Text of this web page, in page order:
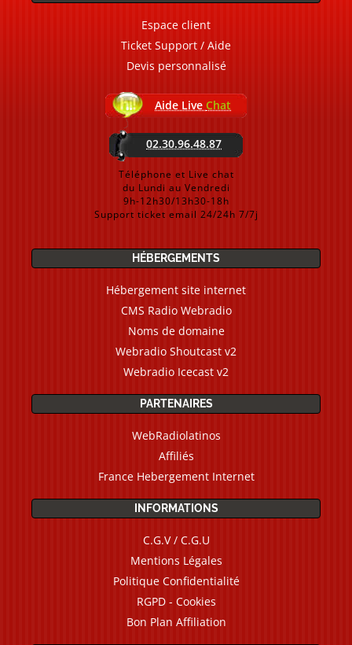
Espace client
Ticket Support / Aide
Devis personnalisé
Aide Live Chat
02.30.96.48.87
Téléphone et Live chat
du Lundi au Vendredi
9h-12h30/13h30-18h
Support ticket email 24/24h 7/7j
HÉBERGEMENTS
Hébergement site internet
CMS Radio Webradio
Noms de domaine
Webradio Shoutcast v2
Webradio Icecast v2
PARTENAIRES
WebRadiolatinos
Affiliés
France Hebergement Internet
INFORMATIONS
C.G.V / C.G.U
Mentions Légales
Politique Confidentialité
RGPD - Cookies
Bon Plan Affiliation